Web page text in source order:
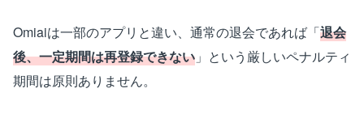
Omiaiは一部のアプリと違い、通常の退会であれば「退会
後、一定期間は再登録できない 」という厳しいペナルティ
期間は原則ありません。